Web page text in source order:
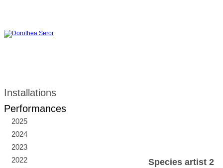
Installations
Performances
2025
2024
2023
2022
Species artist 2